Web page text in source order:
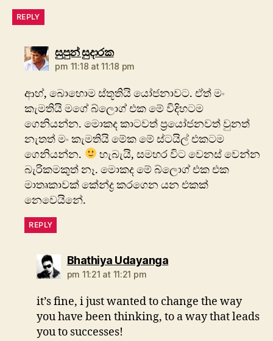
REPLY
සුපුන් සුදාරකsays:
pm 11:18 at 11:18 pm
ආහ්, බොහොම ස්තූතියි යෝජනාවට. ඒත් මං
කැමතියි මගේ බ්ලොග් එක මේ විදිහටම
ගෙනියන්න. මොකද කාටවත් ප්‍රයෝජනවත් වුනත්
නැතත් මං කැමතියි ‍මේක මේ ස්ටයිල් එකටම
ගෙනියන්න.
හැබැයි, සමහර විට වෙනස් වෙන්න
බැරිකමකුත් නෑ. මොකද මේ බ්ලොග් එක එක
මාතෘකාවක් කේන්ද්‍ර කරගෙන යන එකක්
නෙවෙයිනේ.
REPLY
Bhathiya Udayangasays:
pm 11:21 at 11:21 pm
it’s fine, i just wanted to change the way
you have been thinking, to a way that leads
you to successes!